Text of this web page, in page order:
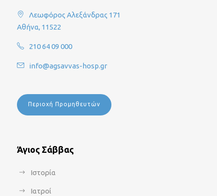
Λεωφόρος Αλεξάνδρας 171
Αθήνα, 11522
210 64 09 000
info@agsavvas-hosp.gr
Περιοχή Προμηθευτών
Άγιος Σάββας
Ιστορία
Ιατροί